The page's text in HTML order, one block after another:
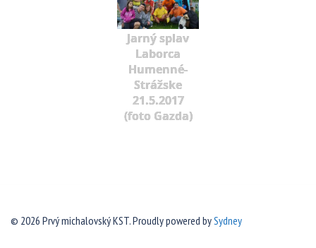
Jarný splav
Laborca
Humenné-
Strážske
21.5.2017
(foto Gazda)
© 2026 Prvý michalovský KST. Proudly powered bySydney